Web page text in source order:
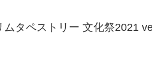
タペストリー 文化祭2021